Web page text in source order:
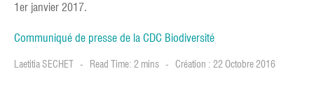
1er janvier 2017.
Communiqué de presse de la CDC Biodiversité
Laetitia SECHET Read Time: 2 mins Création : 22 Octobre 2016